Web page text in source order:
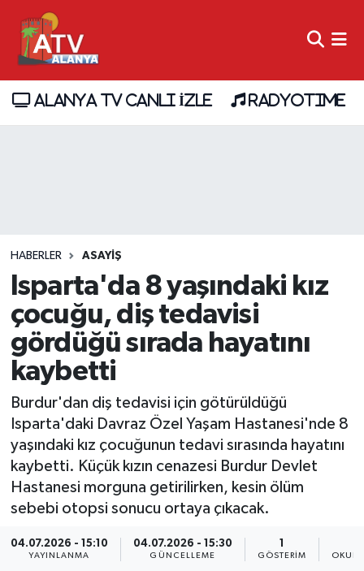
ALANYA TV CANLI İZLE RADYOTIME
HABERLER ASAYİŞ
Isparta'da 8 yaşındaki kız
çocuğu, diş tedavisi
gördüğü sırada hayatını
kaybetti
Burdur'dan diş tedavisi için götürüldüğü
Isparta'daki Davraz Özel Yaşam Hastanesi'nde 8
yaşındaki kız çocuğunun tedavi sırasında hayatını
kaybetti. Küçük kızın cenazesi Burdur Devlet
Hastanesi morguna getirilirken, kesin ölüm
sebebi otopsi sonucu ortaya çıkacak.
04.07.2026 - 15:10
YAYINLANMA
04.07.2026 - 15:30
GÜNCELLEME
1
GÖSTERIM